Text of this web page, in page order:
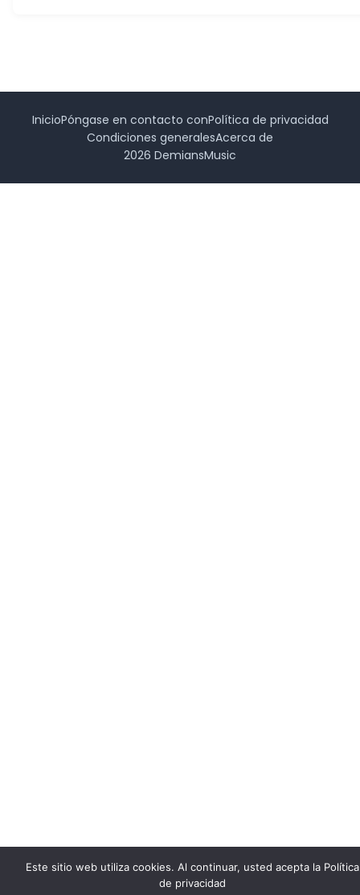
InicioPóngase en contacto conPolítica de privacidad
Condiciones generalesAcerca de
2026 DemiansMusic
Este sitio web utiliza cookies. Al continuar, usted acepta la Política
de privacidad